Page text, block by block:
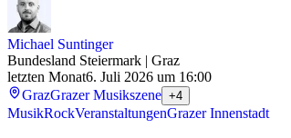
Michael Suntinger
Bundesland Steiermark | Graz
letzten Monat6. Juli 2026 um 16:00
GrazGrazer Musikszene +4
MusikRockVeranstaltungenGrazer Innenstadt